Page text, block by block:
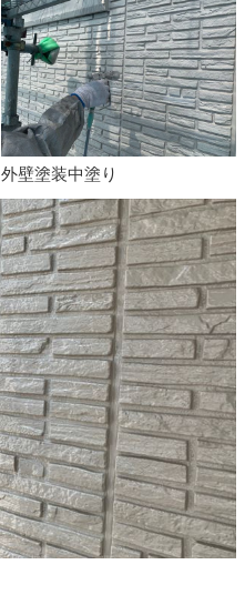
外壁塗装中塗り